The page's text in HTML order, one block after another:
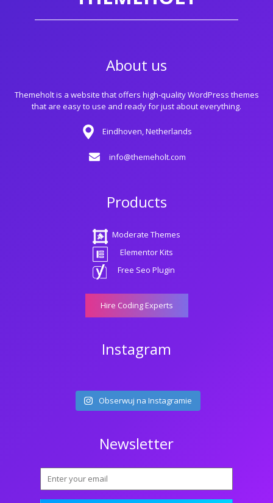
About us
Themeholt is a website that offers high-quality WordPress themes
that are easy to use and ready for just about everything.
Eindhoven, Netherlands
info@themeholt.com
Products
Moderate Themes
Elementor Kits
Free Seo Plugin
Hire Coding Experts
Instagram
Obserwuj na Instagramie
Newsletter